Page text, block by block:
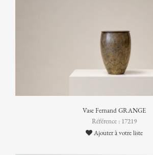
Vase Fernand GRANGE
Référence : 17219
Ajouter à votre liste